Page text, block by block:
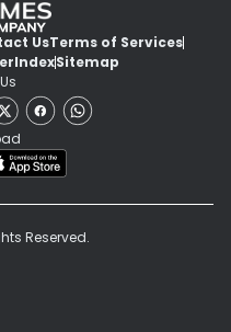
UsTerms of Services
IndexSitemap
Reserved.